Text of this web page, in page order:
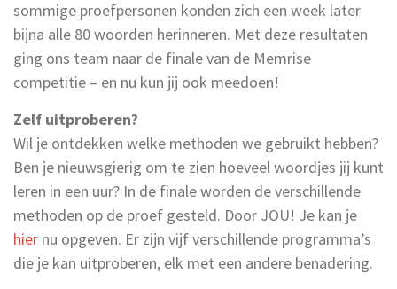
sommige proefpersonen konden zich een week later
bijna alle 80 woorden herinneren. Met deze resultaten
ging ons team naar de finale van de Memrise
competitie – en nu kun jij ook meedoen!
Zelf uitproberen?
Wil je ontdekken welke methoden we gebruikt hebben?
Ben je nieuwsgierig om te zien hoeveel woordjes jij kunt
leren in een uur? In de finale worden de verschillende
methoden op de proef gesteld. Door JOU! Je kan je
hier nu opgeven. Er zijn vijf verschillende programma’s
die je kan uitproberen, elk met een andere benadering.